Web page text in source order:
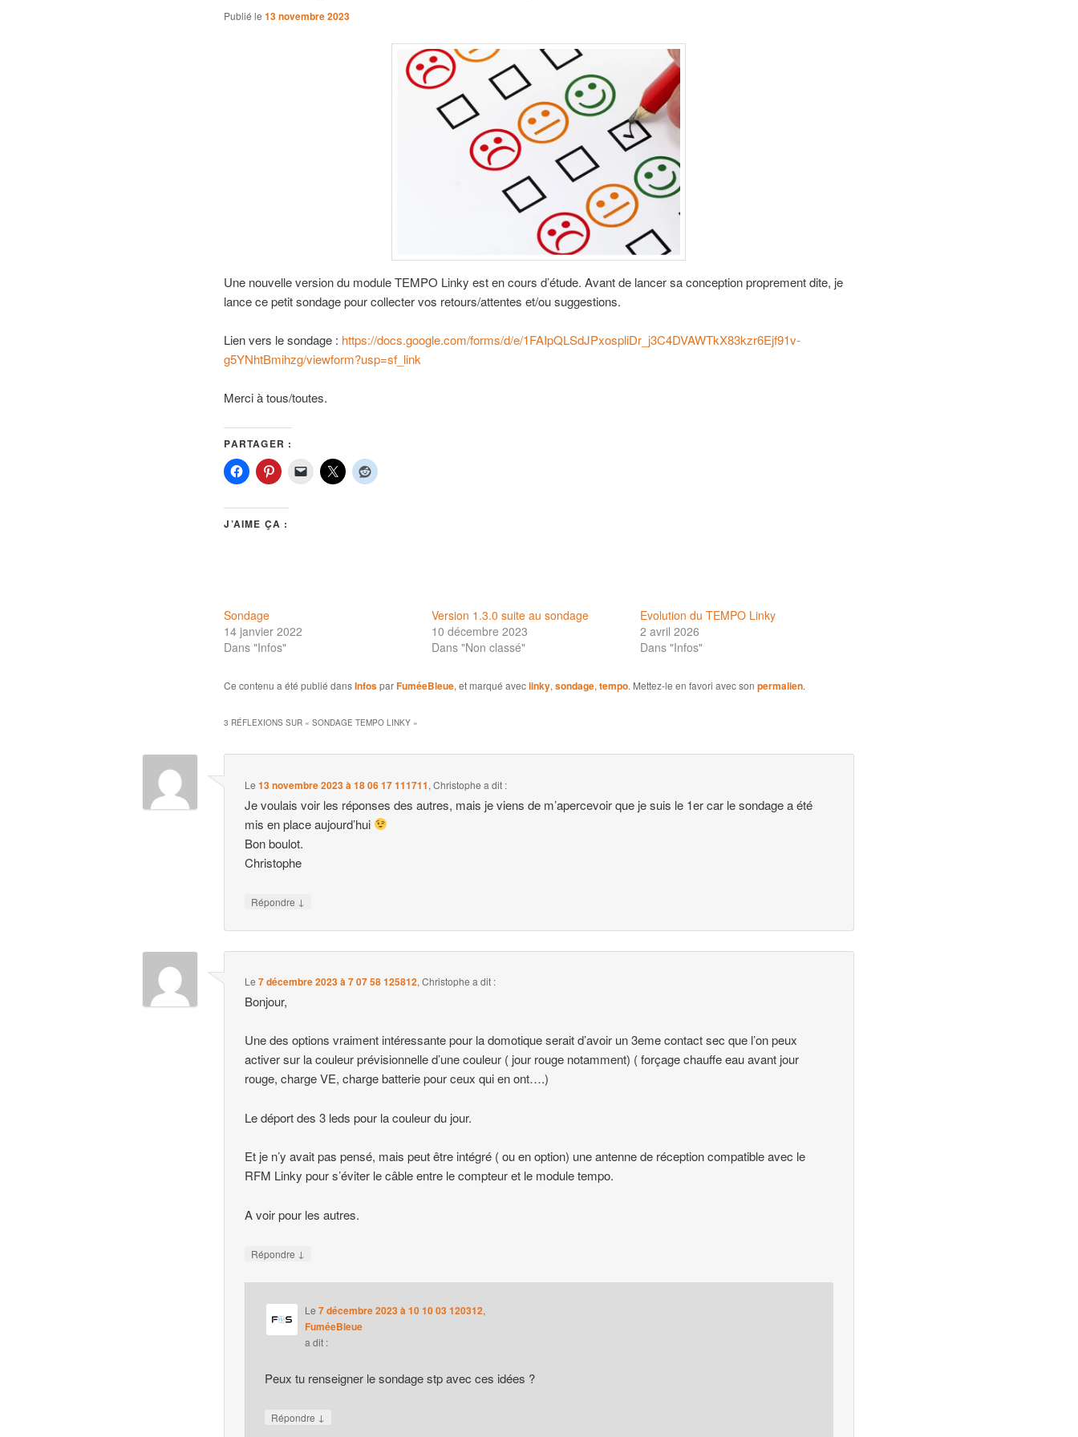
Publié le13 novembre 2023
Une nouvelle version du module TEMPO Linky est en cours d’étude. Avant de lancer sa conception proprement dite, je
lance ce petit sondage pour collecter vos retours/attentes et/ou suggestions.
Lien vers le sondage : https://docs.google.com/forms/d/e/1FAIpQLSdJPxospliDr_j3C4DVAWTkX83kzr6Ejf91v-
g5YNhtBmihzg/viewform?usp=sf_link
Merci à tous/toutes.
PARTAGER :
J’AIME ÇA :
Sondage
14 janvier 2022
Dans "Infos"
Version 1.3.0 suite au sondage
10 décembre 2023
Dans "Non classé"
Evolution du TEMPO Linky
2 avril 2026
Dans "Infos"
Ce contenu a été publié dansInfosparFuméeBleue, et marqué aveclinky,sondage,tempo. Mettez-le en favori avec sonpermalien.
3 RÉFLEXIONS SUR «SONDAGE TEMPO LINKY »
Le 13 novembre 2023 à 18 06 17 111711, Christophe a dit :
Je voulais voir les réponses des autres, mais je viens de m’apercevoir que je suis le 1er car le sondage a été
mis en place aujourd’hui
Bon boulot.
Christophe
Répondre ↓
Le 7 décembre 2023 à 7 07 58 125812, Christophe a dit :
Bonjour,
Une des options vraiment intéressante pour la domotique serait d’avoir un 3eme contact sec que l’on peux
activer sur la couleur prévisionnelle d’une couleur ( jour rouge notamment) ( forçage chauffe eau avant jour
rouge, charge VE, charge batterie pour ceux qui en ont….)
Le déport des 3 leds pour la couleur du jour.
Et je n’y avait pas pensé, mais peut être intégré ( ou en option) une antenne de réception compatible avec le
RFM Linky pour s’éviter le câble entre le compteur et le module tempo.
A voir pour les autres.
Répondre ↓
Le7 décembre 2023 à 10 10 03 120312,
FuméeBleue
a dit :
Peux tu renseigner le sondage stp avec ces idées ?
Répondre ↓